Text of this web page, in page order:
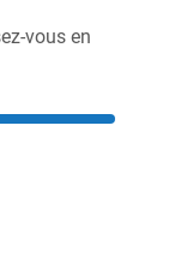
vous en